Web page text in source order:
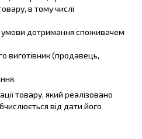
в тому числі
умови дотримання споживачем
виготівник (продавець,
товару, який реалізовано
від дати його